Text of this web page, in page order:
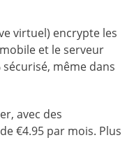
virtuel) encrypte les
et le serveur
même dans
avec des
€4.95 par mois. Plus